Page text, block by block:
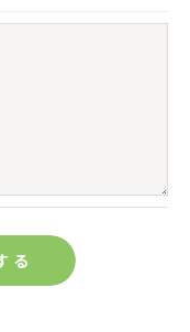
停止の手続につ